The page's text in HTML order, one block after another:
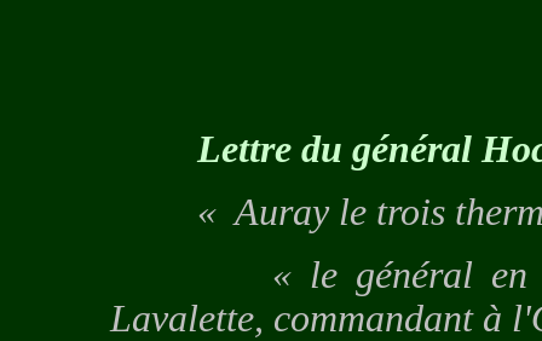
Lettre du général
« Auray le trois
« le général en
Lavalette, commandant à